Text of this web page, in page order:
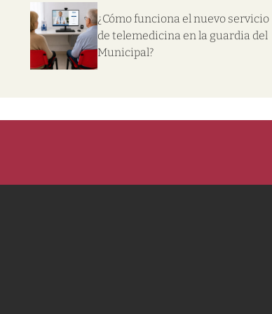
¿Cómo funciona el nuevo servicio
de telemedicina en la guardia del
Municipal?